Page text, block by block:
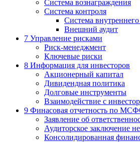
Система вознаграждения
Система контроля
Система
Внешний аудит
7 Управление рисками
Риск-менеджмент
Ключевые риски
8 Информация для инвесторов
Акционерный капитал
Дивидендная политика
Долговые инструменты
Взаимодействие с
9 Финасовая отчетность по
Заявление об
Аудиторское заключение
Консолидированная